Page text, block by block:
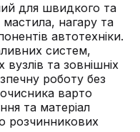
для швидкого та
нагару та
автотехніки.
систем,
та зовнішніх
роботу без
варто
та матеріал
розчинникових